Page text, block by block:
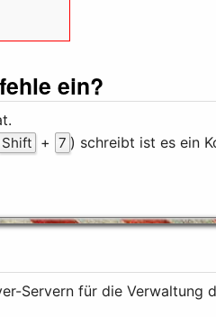
ein?
Shift + 7 ) schreibt ist es ein
Servern für die